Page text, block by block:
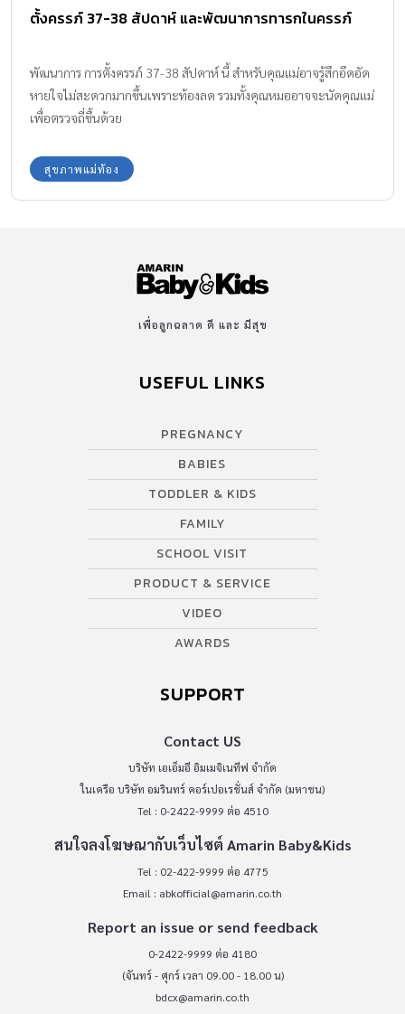
ตั้งครรภ์ 37-38 สัปดาห์ และพัฒนาการทารกในครรภ์
พัฒนาการ การตั้งครรภ์ 37-38 สัปดาห์ นี้ สำหรับคุณแม่อาจรู้สึกอึดอัด
หายใจไม่สะดวกมากขึ้นเพราะท้องลด รวมทั้งคุณหมออาจจะนัดคุณแม่
เพื่อตรวจถี่ขึ้นด้วย
สุขภาพแม่ท้อง
เพื่อลูกฉลาด ดี และ มีสุข
USEFUL LINKS
PREGNANCY
BABIES
TODDLER & KIDS
FAMILY
SCHOOL VISIT
PRODUCT & SERVICE
VIDEO
AWARDS
SUPPORT
Contact US
บริษัท เอเอ็มอี อิมเมจิเนทีฟ จำกัด
ในเครือ บริษัท อมรินทร์ คอร์เปอเรชั่นส์ จำกัด (มหาชน)
Tel : 0-2422-9999 ต่อ 4510
สนใจลงโฆษณากับเว็บไซต์ Amarin Baby&Kids
Tel : 02-422-9999 ต่อ 4775
Email : abkofficial@amarin.co.th
Report an issue or send feedback
0-2422-9999 ต่อ 4180
(จันทร์ - ศุกร์ เวลา 09.00 - 18.00 น)
bdcx@amarin.co.th